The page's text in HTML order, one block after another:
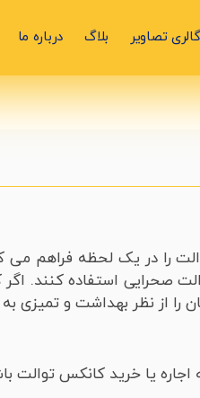
گالری تصاویر بلاگ درباره ما
را در یک لحظه فراهم می
صحرایی استفاده کنند.
را از نظر بهداشت و تمیزی
یا خرید کانکس توالت